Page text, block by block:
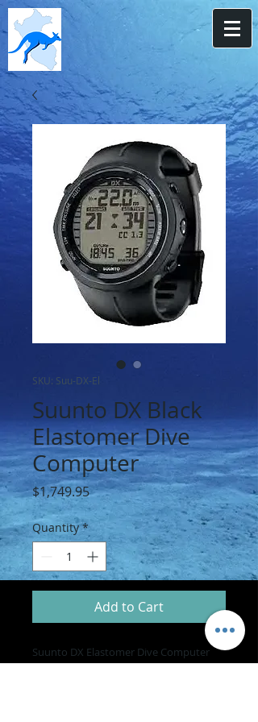
SKU: Suu-DX-El
Suunto DX Black
Elastomer Dive
Computer
$1,749.95Price
Quantity *
Add to Cart
Suunto DX Elastomer Dive Computer